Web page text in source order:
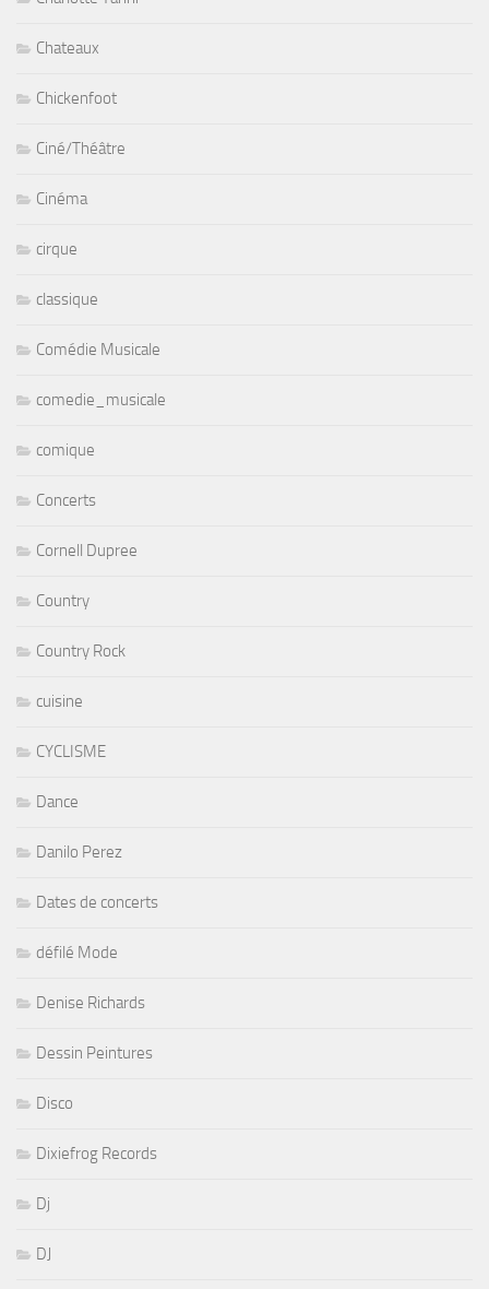
Chateaux
Chickenfoot
Ciné/Théâtre
Cinéma
cirque
classique
Comédie Musicale
comedie_musicale
comique
Concerts
Cornell Dupree
Country
Country Rock
cuisine
CYCLISME
Dance
Danilo Perez
Dates de concerts
défilé Mode
Denise Richards
Dessin Peintures
Disco
Dixiefrog Records
Dj
DJ